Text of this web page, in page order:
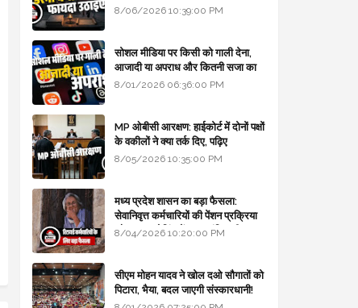
8/06/2026 10:39:00 PM
सोशल मीडिया पर किसी को गाली देना,
आजादी या अपराध और कितनी सजा का
प्रावधान - free legal advice
8/01/2026 06:36:00 PM
MP ओबीसी आरक्षण: हाईकोर्ट में दोनों पक्षों
के वकीलों ने क्या तर्क दिए, पढ़िए
8/05/2026 10:35:00 PM
मध्य प्रदेश शासन का बड़ा फैसला:
सेवानिवृत्त कर्मचारियों की पेंशन प्रक्रिया
और बजट कोडिंग में हुए क्रांतिकारी
8/04/2026 10:20:00 PM
सीएम मोहन यादव ने खोल दओ सौगातों को
पिटारा, भैया, बदल जाएगी संस्कारधानी!